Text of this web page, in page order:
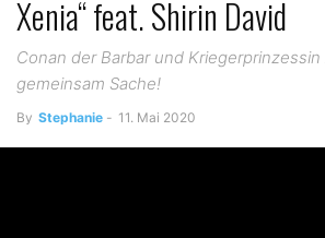
Xenia“ feat. Shirin David
Conan der Barbar und Kriegerprinzessin
gemeinsam Sache!
By Stephanie - 11. Mai 2020